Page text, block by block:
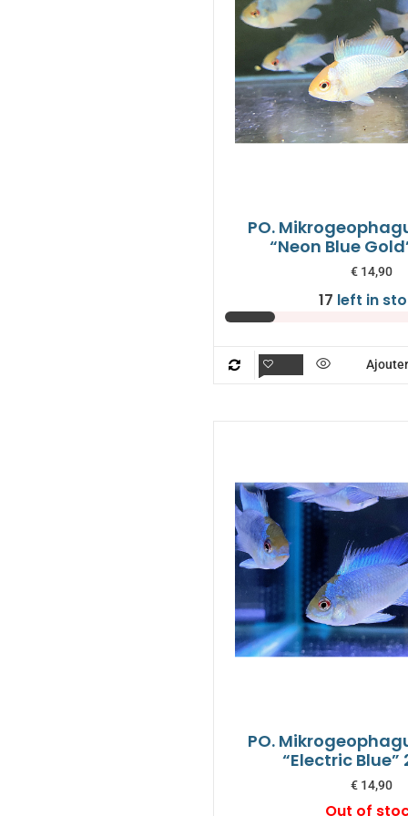
PO.
“Neon Blue
€ 14,90
17 left in
PO.
“Electric
€ 14,90
Out of